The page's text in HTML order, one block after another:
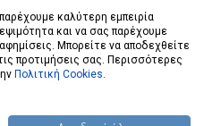
All Rights Reserved.
καλύτερη εμπειρία
και να σας παρέχουμε
Μπορείτε να αποδεχθείτε
προτιμήσεις σας. Περισσότερες
Πολιτική Cookies.